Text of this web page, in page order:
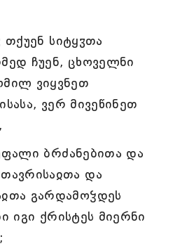
სიტყჳთა
ჩუენ, ცხოველნი
ვიყვნეთ
ვერ მივეწინეთ
ბრძანებითა და
და
გარდამოჴდეს
იგი ქრისტეს მიერნი